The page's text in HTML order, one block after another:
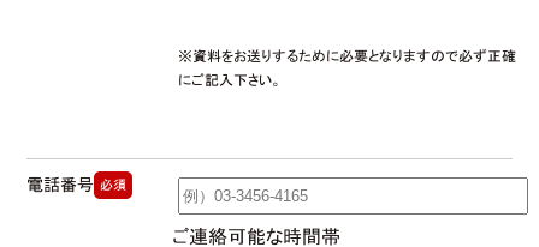
※資料をお送りするために必要となりますので必ず正確
にご記入下さい。
電話番号 必須
ご連絡可能な時間帯